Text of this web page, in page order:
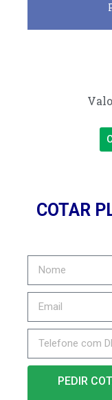
COTAR
PEDIR